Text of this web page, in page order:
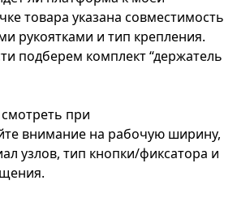
товара указана совместимость
рукоятками и тип крепления.
подберем комплект “держатель
при
внимание на рабочую ширину,
узлов, тип кнопки/фиксатора и